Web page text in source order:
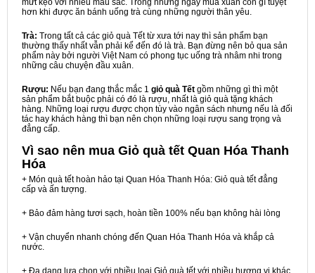
mứt kẹo với nhiều màu sắc. Trong những ngày mùa xuân còn gì tuyệt
hơn khi được ăn bánh uống trà cùng những người thân yêu.
Trà: Trong tất cả các giỏ quà Tết từ xưa tới nay thì sản phẩm bạn
thường thấy nhất vẫn phải kể đến đó là trà. Bạn đừng nên bỏ qua sản
phẩm này bởi người Việt Nam có phong tục uống trà nhâm nhi trong
những câu chuyện đầu xuân.
Rượu: Nếu bạn đang thắc mắc 1 giỏ quà Tết gồm những gì thì một
sản phẩm bắt buộc phải có đó là rượu, nhất là giỏ quà tặng khách
hàng. Những loại rượu được chọn tùy vào ngân sách nhưng nếu là đối
tác hay khách hàng thì bạn nên chọn những loại rượu sang trọng và
đẳng cấp.
Vì sao nên mua Giỏ quà tết Quan Hóa Thanh
Hóa
+ Món quà tết hoàn hảo tại Quan Hóa Thanh Hóa: Giỏ quà tết đẳng
cấp và ấn tượng.
+ Bảo đảm hàng tươi sạch, hoàn tiền 100% nếu bạn không hài lòng
+ Vận chuyển nhanh chóng đến Quan Hóa Thanh Hóa và khắp cả
nước.
+ Đa dạng lựa chọn với nhiều loại Giỏ quà tết với nhiều hương vị khác